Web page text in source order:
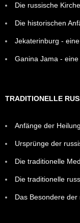
Die russische
Die historischen
Jekaterinburg -
Ganina Jama -
TRADITIONELLE
Anfänge der
Ursprünge der
Die traditionelle
Die traditionelle
Das Besondere der